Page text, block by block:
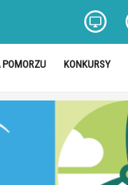
KONKURSY